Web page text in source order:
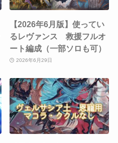
【2026年6月版】使ってい
るレヴァンス 救援フルオ
ート編成（一部ソロも可）
2026年6月29日